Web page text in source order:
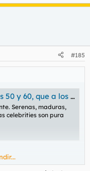
#185
los 20: así han cambiado
Serenas, maduras,
celebrities son pura